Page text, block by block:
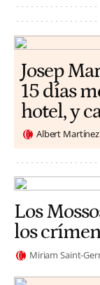
​​Josep
15 días
hotel, y
Albert Martínez
Los
los
Miriam Saint-